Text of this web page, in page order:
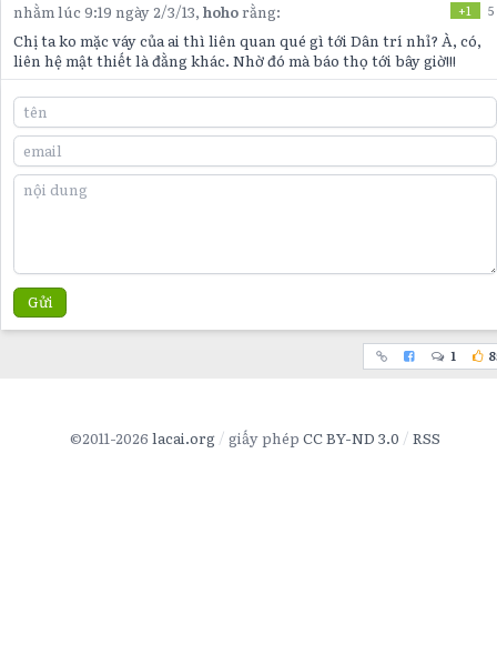
nhằm lúc 9:19 ngày 2/3/13,hohorằng: +1 5
Chị ta ko mặc váy của ai thì liên quan qué gì tới Dân trí nhỉ? À, có,
liên hệ mật thiết là đằng khác. Nhờ đó mà báo thọ tới bây giờ!!!
Gửi
1
©2011-2026 lacai.org giấy phép CC BY-ND 3.0 RSS